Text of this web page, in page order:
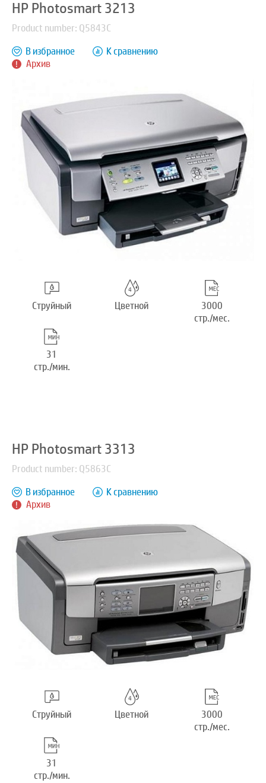
HP Photosmart 3213
Product number: Q5843C
Архив
В избранное К сравнению
Струйный Цветной
3000
стр./мес.
31
стр./мин.
HP Photosmart 3313
Product number: Q5863C
Архив
В избранное К сравнению
Струйный Цветной
3000
стр./мес.
31
стр./мин.